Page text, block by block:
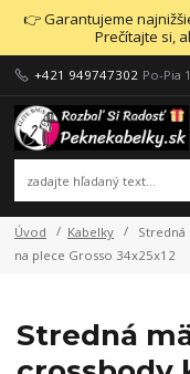
👉 Garantujeme
Prečítajte si,
+421 949747302 Po-Pia
Úvod Kabelky
Stredná
na plece Grosso 34x25x12
Stredná